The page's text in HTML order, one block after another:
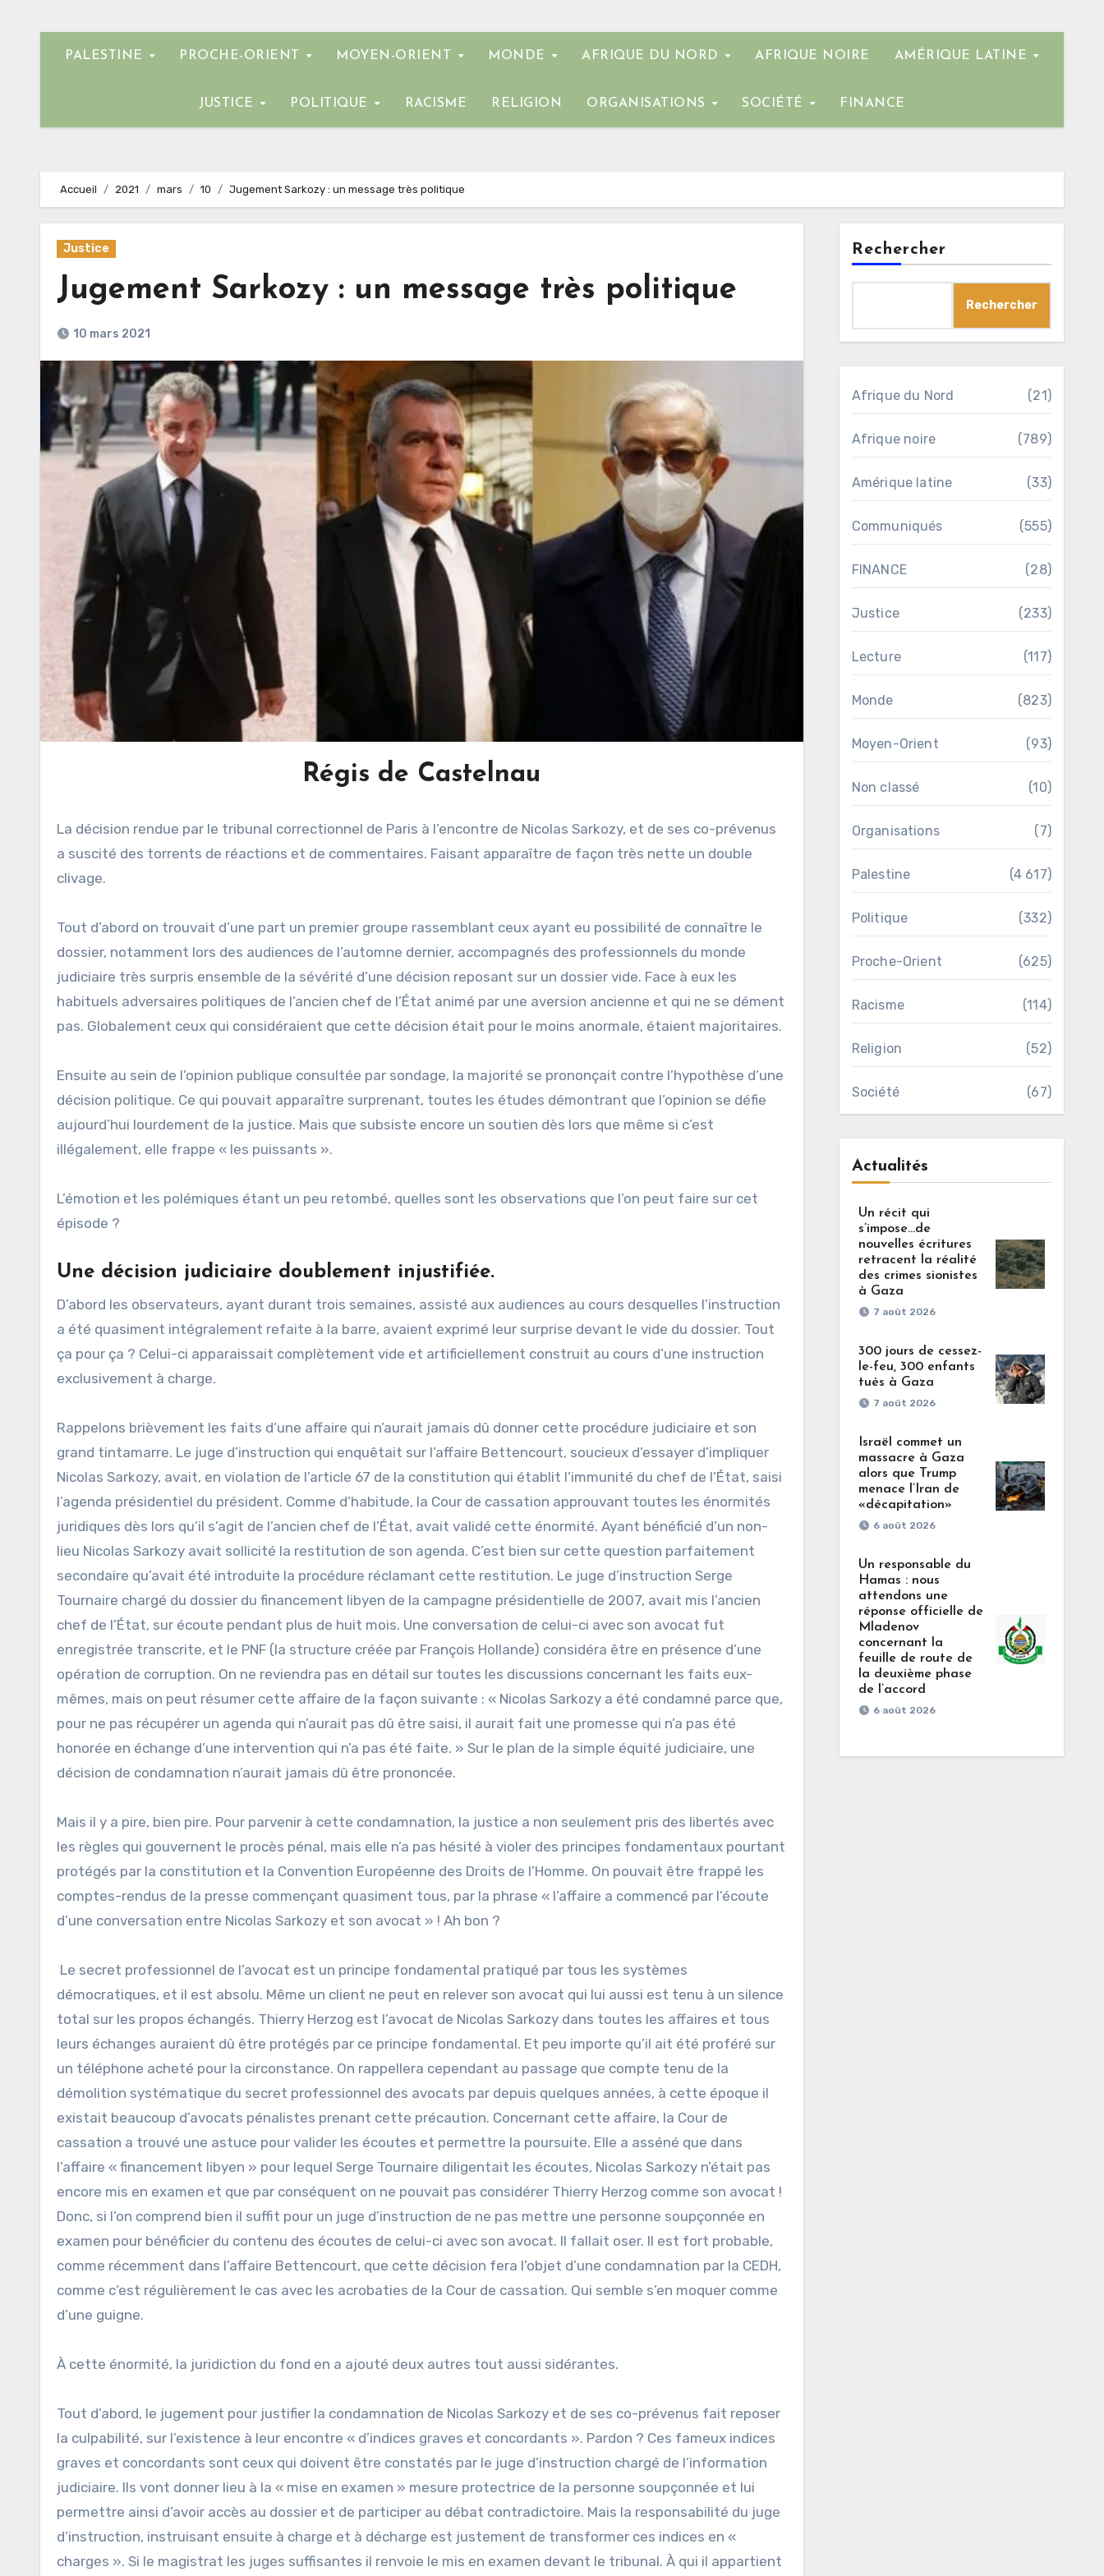
PALESTINE PROCHE-ORIENT MOYEN-ORIENT MONDE AFRIQUE DU NORD AFRIQUE NOIRE AMÉRIQUE LATINE
JUSTICE POLITIQUE RACISME RELIGION ORGANISATIONS SOCIÉTÉ FINANCE
Accueil 2021 mars 10 Jugement Sarkozy : un message très politique
Justice
Jugement Sarkozy : un message très politique
10 mars 2021
Régis de Castelnau
La décision rendue par le tribunal correctionnel de Paris à l’encontre de Nicolas Sarkozy, et de ses co-prévenus
a suscité des torrents de réactions et de commentaires. Faisant apparaître de façon très nette un double
clivage.
Tout d’abord on trouvait d’une part un premier groupe rassemblant ceux ayant eu possibilité de connaître le
dossier, notamment lors des audiences de l’automne dernier, accompagnés des professionnels du monde
judiciaire très surpris ensemble de la sévérité d’une décision reposant sur un dossier vide. Face à eux les
habituels adversaires politiques de l’ancien chef de l’État animé par une aversion ancienne et qui ne se dément
pas. Globalement ceux qui considéraient que cette décision était pour le moins anormale, étaient majoritaires.
Ensuite au sein de l’opinion publique consultée par sondage, la majorité se prononçait contre l’hypothèse d’une
décision politique. Ce qui pouvait apparaître surprenant, toutes les études démontrant que l’opinion se défie
aujourd’hui lourdement de la justice. Mais que subsiste encore un soutien dès lors que même si c’est
illégalement, elle frappe « les puissants ».
L’émotion et les polémiques étant un peu retombé, quelles sont les observations que l’on peut faire sur cet
épisode ?
Une décision judiciaire doublement injustifiée.
D’abord les observateurs, ayant durant trois semaines, assisté aux audiences au cours desquelles l’instruction
a été quasiment intégralement refaite à la barre, avaient exprimé leur surprise devant le vide du dossier. Tout
ça pour ça ? Celui-ci apparaissait complètement vide et artificiellement construit au cours d’une instruction
exclusivement à charge.
Rappelons brièvement les faits d’une affaire qui n’aurait jamais dû donner cette procédure judiciaire et son
grand tintamarre. Le juge d’instruction qui enquêtait sur l’affaire Bettencourt, soucieux d’essayer d’impliquer
Nicolas Sarkozy, avait, en violation de l’article 67 de la constitution qui établit l’immunité du chef de l’État, saisi
l’agenda présidentiel du président. Comme d’habitude, la Cour de cassation approuvant toutes les énormités
juridiques dès lors qu’il s’agit de l’ancien chef de l’État, avait validé cette énormité. Ayant bénéficié d’un non-
lieu Nicolas Sarkozy avait sollicité la restitution de son agenda. C’est bien sur cette question parfaitement
secondaire qu’avait été introduite la procédure réclamant cette restitution. Le juge d’instruction Serge
Tournaire chargé du dossier du financement libyen de la campagne présidentielle de 2007, avait mis l’ancien
chef de l’État, sur écoute pendant plus de huit mois. Une conversation de celui-ci avec son avocat fut
enregistrée transcrite, et le PNF (la structure créée par François Hollande) considéra être en présence d’une
opération de corruption. On ne reviendra pas en détail sur toutes les discussions concernant les faits eux-
mêmes, mais on peut résumer cette affaire de la façon suivante : « Nicolas Sarkozy a été condamné parce que,
pour ne pas récupérer un agenda qui n’aurait pas dû être saisi, il aurait fait une promesse qui n’a pas été
honorée en échange d’une intervention qui n’a pas été faite. » Sur le plan de la simple équité judiciaire, une
décision de condamnation n’aurait jamais dû être prononcée.
Mais il y a pire, bien pire. Pour parvenir à cette condamnation, la justice a non seulement pris des libertés avec
les règles qui gouvernent le procès pénal, mais elle n’a pas hésité à violer des principes fondamentaux pourtant
protégés par la constitution et la Convention Européenne des Droits de l’Homme. On pouvait être frappé les
comptes-rendus de la presse commençant quasiment tous, par la phrase « l’affaire a commencé par l’écoute
d’une conversation entre Nicolas Sarkozy et son avocat » ! Ah bon ?
Le secret professionnel de l’avocat est un principe fondamental pratiqué par tous les systèmes
démocratiques, et il est absolu. Même un client ne peut en relever son avocat qui lui aussi est tenu à un silence
total sur les propos échangés. Thierry Herzog est l’avocat de Nicolas Sarkozy dans toutes les affaires et tous
leurs échanges auraient dû être protégés par ce principe fondamental. Et peu importe qu’il ait été proféré sur
un téléphone acheté pour la circonstance. On rappellera cependant au passage que compte tenu de la
démolition systématique du secret professionnel des avocats par depuis quelques années, à cette époque il
existait beaucoup d’avocats pénalistes prenant cette précaution. Concernant cette affaire, la Cour de
cassation a trouvé une astuce pour valider les écoutes et permettre la poursuite. Elle a asséné que dans
l’affaire « financement libyen » pour lequel Serge Tournaire diligentait les écoutes, Nicolas Sarkozy n’était pas
encore mis en examen et que par conséquent on ne pouvait pas considérer Thierry Herzog comme son avocat !
Donc, si l’on comprend bien il suffit pour un juge d’instruction de ne pas mettre une personne soupçonnée en
examen pour bénéficier du contenu des écoutes de celui-ci avec son avocat. Il fallait oser. Il est fort probable,
comme récemment dans l’affaire Bettencourt, que cette décision fera l’objet d’une condamnation par la CEDH,
comme c’est régulièrement le cas avec les acrobaties de la Cour de cassation. Qui semble s’en moquer comme
d’une guigne.
À cette énormité, la juridiction du fond en a ajouté deux autres tout aussi sidérantes.
Tout d’abord, le jugement pour justifier la condamnation de Nicolas Sarkozy et de ses co-prévenus fait reposer
la culpabilité, sur l’existence à leur encontre « d’indices graves et concordants ». Pardon ? Ces fameux indices
graves et concordants sont ceux qui doivent être constatés par le juge d’instruction chargé de l’information
judiciaire. Ils vont donner lieu à la « mise en examen » mesure protectrice de la personne soupçonnée et lui
permettre ainsi d’avoir accès au dossier et de participer au débat contradictoire. Mais la responsabilité du juge
d’instruction, instruisant ensuite à charge et à décharge est justement de transformer ces indices en «
charges ». Si le magistrat les juges suffisantes il renvoie le mis en examen devant le tribunal. À qui il appartient
Rechercher
Rechercher
Afrique du Nord (21)
Afrique noire (789)
Amérique latine (33)
Communiqués (555)
FINANCE (28)
Justice (233)
Lecture (117)
Monde (823)
Moyen-Orient (93)
Non classé (10)
Organisations (7)
Palestine (4 617)
Politique (332)
Proche-Orient (625)
Racisme (114)
Religion (52)
Société (67)
Actualités
Un récit qui
s’impose…de
nouvelles écritures
retracent la réalité
des crimes sionistes
à Gaza
7 août 2026
300 jours de cessez-
le-feu, 300 enfants
tués à Gaza
7 août 2026
Israël commet un
massacre à Gaza
alors que Trump
menace l’Iran de
«décapitation»
6 août 2026
Un responsable du
Hamas : nous
attendons une
réponse officielle de
Mladenov
concernant la
feuille de route de
la deuxième phase
de l’accord
6 août 2026